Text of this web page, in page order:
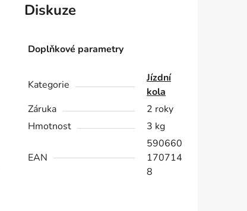
Diskuze
Doplňkové parametry
Kategorie
Jízdní
kola
Záruka
2 roky
Hmotnost
3 kg
EAN
590660
170714
8